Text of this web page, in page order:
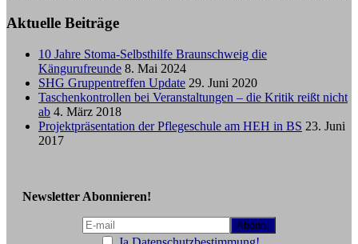
Aktuelle Beiträge
10 Jahre Stoma-Selbsthilfe Braunschweig die
Kängurufreunde 8. Mai 2024
SHG Gruppentreffen Update 29. Juni 2020
Taschenkontrollen bei Veranstaltungen – die Kritik reißt nicht
ab 4. März 2018
Projektpräsentation der Pflegeschule am HEH in BS 23. Juni
2017
Newsletter Abonnieren!